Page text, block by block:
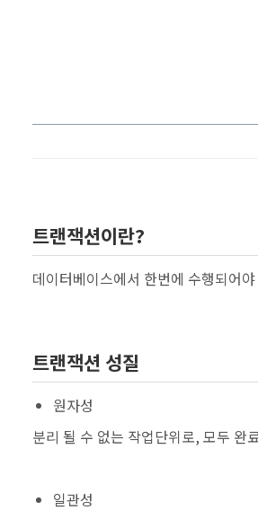
트랜잭션이란?
데이터베이스에서 한번에 수행되어
트랜잭션 성질
원자성
분리 될 수 없는 작업단위로, 모두 완
일관성